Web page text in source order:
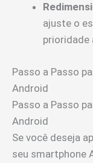
ajuste o
prioridade
Passo a Passo
Android
Passo a Passo
Android
Se você deseja
seu smartphone